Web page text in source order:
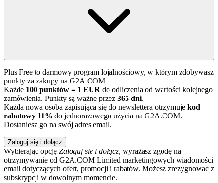
Plus Free to darmowy program lojalnościowy, w którym zdobywasz
punkty za zakupy na G2A.COM.
Każde 100 punktów = 1 EUR do odliczenia od wartości kolejnego
zamówienia. Punkty są ważne przez 365 dni.
Każda nowa osoba zapisująca się do newslettera otrzymuje kod
rabatowy 11% do jednorazowego użycia na G2A.COM.
Dostaniesz go na swój adres email.
Zaloguj się i dołącz
Wybierając opcję Zaloguj się i dołącz, wyrażasz zgodę na
otrzymywanie od G2A.COM Limited marketingowych wiadomości
email dotyczących ofert, promocji i rabatów. Możesz zrezygnować z
subskrypcji w dowolnym momencie.